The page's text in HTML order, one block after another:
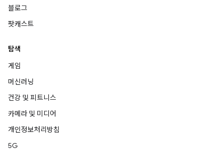
블로그
팟캐스트
탐색
게임
머신러닝
건강 및 피트니스
카메라 및 미디어
개인정보처리방침
5G